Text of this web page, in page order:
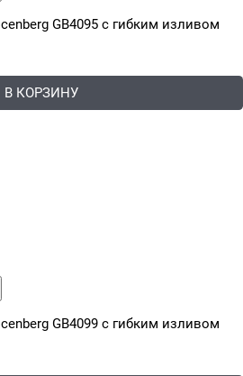
GB4095 с гибким изливом
В КОРЗИНУ
GB4099 с гибким изливом